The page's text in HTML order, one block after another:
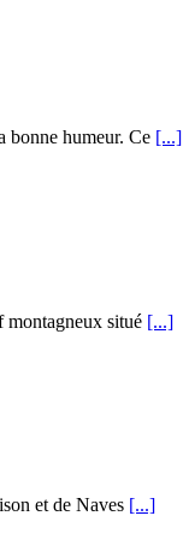
bonne humeur. Ce [...]
montagneux situé [...]
et de Naves [...]